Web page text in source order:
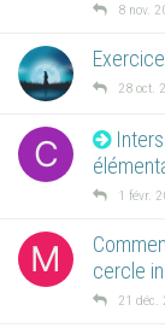
8 nov.
28 oct.
C
1 févr.
M
cercle
21 déc.